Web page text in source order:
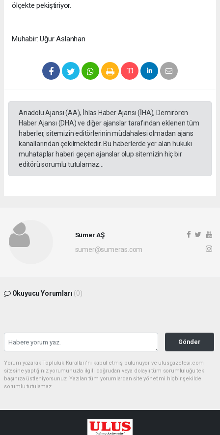
ölçekte pekiştiriyor.
Muhabir: Uğur Aslanhan
Anadolu Ajansı (AA), İhlas Haber Ajansı (İHA), Demirören
Haber Ajansı (DHA) ve diğer ajanslar tarafından eklenen tüm
haberler, sitemizin editörlerinin müdahalesi olmadan ajans
kanallarından çekilmektedir. Bu haberlerde yer alan hukuki
muhataplar haberi geçen ajanslar olup sitemizin hiç bir
editörü sorumlu tutulamaz...
Sümer AŞ
sumer@sumeras.com
Okuyucu Yorumları (0)
Gönder
Yorum yazarak Topluluk Kuralları’nı kabul etmiş bulunuyor ve ulusgazetesi.com
sitesine yaptığınız yorumunuzla ilgili doğrudan veya dolaylı tüm sorumluluğu tek
başınıza üstleniyorsunuz. Yazılan tüm yorumlardan site yönetimi hiçbir şekilde
sorumlu tutulamaz.